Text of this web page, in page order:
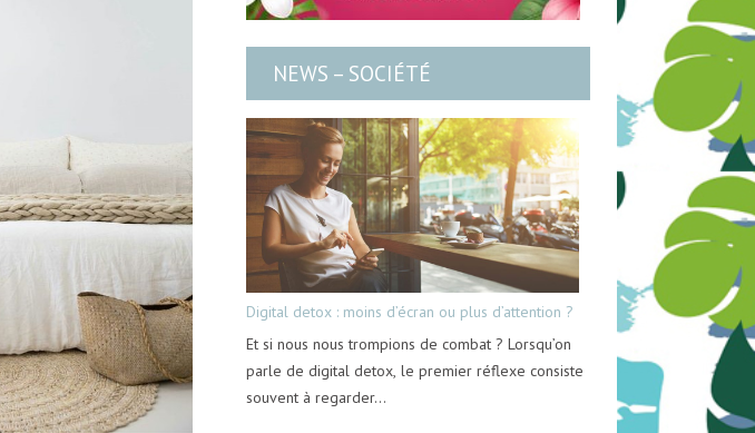
NEWS – SOCIÉTÉ
Digital detox : moins d’écran ou plus d’attention ?
Et si nous nous trompions de combat ? Lorsqu’on
parle de digital detox, le premier réflexe consiste
souvent à regarder…